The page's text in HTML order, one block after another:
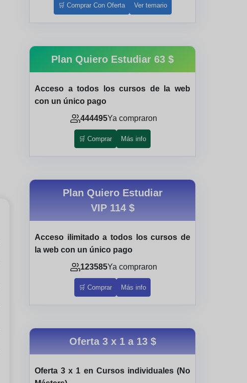
🛒 Comprar Con Oferta Ver temario
Plan Quiero Estudiar 63 $
Acceso a todos los cursos de la web
con un único pago
444495Ya compraron
🛒 Comprar Más info
Plan Quiero Estudiar
VIP 114 $
Acceso ilimitado a todos los cursos de
la web con un único pago
123585Ya compraron
🛒 Comprar Más info
Oferta 3 x 1 a 13 $
Oferta 3 x 1 en Cursos individuales (No